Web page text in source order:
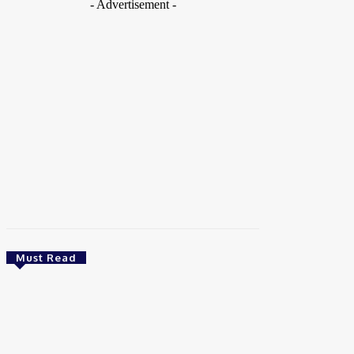
- Advertisement -
Must Read